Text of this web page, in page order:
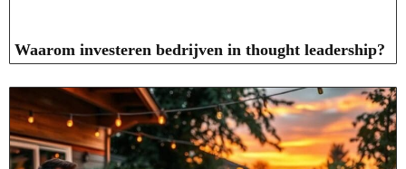
Waarom investeren bedrijven in thought leadership?